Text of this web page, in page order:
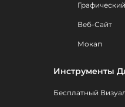
Веб-Сайт
Мокап
Инструменты
Бесплатный